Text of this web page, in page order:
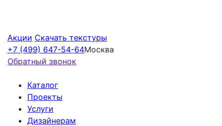
Акции Скачать текстуры
+7 (499) 647-54-64Москва
Обратный звонок
Каталог
Проекты
Услуги
Дизайнерам